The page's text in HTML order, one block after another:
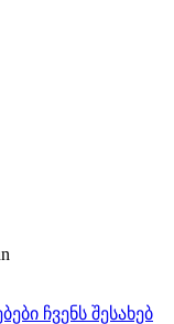
ჩვენს შესახებ